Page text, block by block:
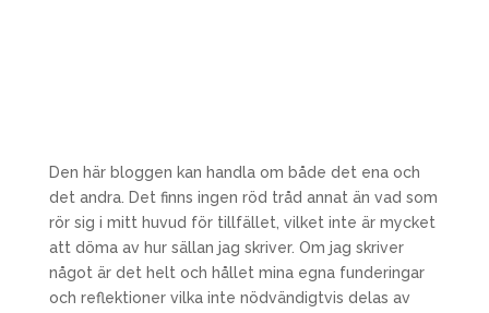
Den här bloggen kan handla om både det ena och
det andra. Det finns ingen röd tråd annat än vad som
rör sig i mitt huvud för tillfället, vilket inte är mycket
att döma av hur sällan jag skriver. Om jag skriver
något är det helt och hållet mina egna funderingar
och reflektioner vilka inte nödvändigtvis delas av